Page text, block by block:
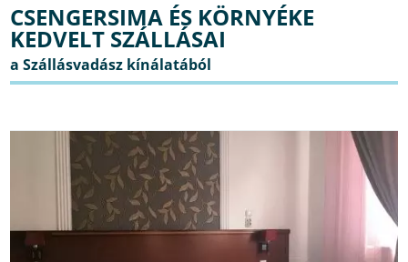
CSENGERSIMA ÉS KÖRNYÉKE
KEDVELT SZÁLLÁSAI